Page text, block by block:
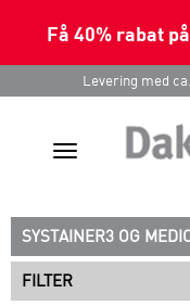
Få 40% rabat
Levering med
Toggle
SYSTAINER3 OG
FILTER